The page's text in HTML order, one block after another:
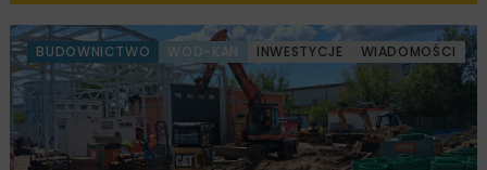
BUDOWNICTWO WOD-KAN INWESTYCJE WIADOMOŚCI